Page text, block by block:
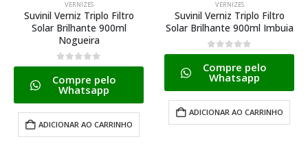
VERNIZES
Suvinil Verniz Triplo Filtro
Solar Brilhante 900ml
Nogueira
0de 5
Compre pelo
Whatsapp
ADICIONAR AO CARRINHO
VERNIZES
Suvinil Verniz Triplo Filtro
Solar Brilhante 900ml Imbuia
0de 5
Compre pelo
Whatsapp
ADICIONAR AO CARRINHO